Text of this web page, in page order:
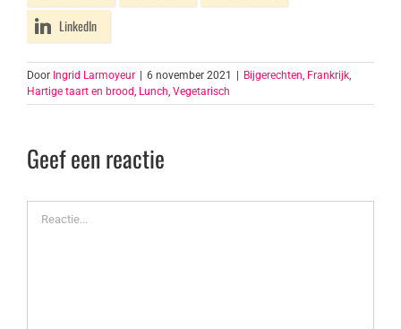
LinkedIn
Door Ingrid Larmoyeur | 6 november 2021 | Bijgerechten Frankrijk
Hartige taart en brood Lunch Vegetarisch
Geef een reactie